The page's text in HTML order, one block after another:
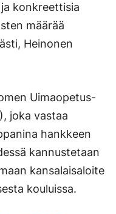
konkreettisia
määrää
Heinonen
Uimaopetus-
joka vastaa
hankkeen
kannustetaan
kansalaisaloite
kouluissa.